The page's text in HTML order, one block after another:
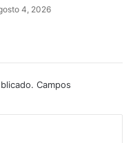
4, 2026
Campos